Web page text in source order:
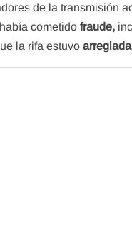
de la transmisión
cometidofraude,
la rifa estuvo